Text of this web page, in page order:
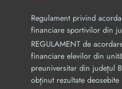
Regulament privind
financiare sportivilor din
REGULAMENT de
financiare elevilor din
preuniversitar din judeţul
obținut rezultate deosebite